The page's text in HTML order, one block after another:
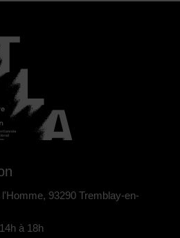
93290 Tremblay-en-
à 18h